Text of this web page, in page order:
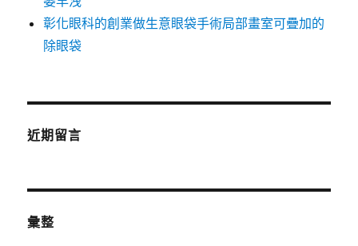
彰化眼科的創業做生意眼袋手術局部畫室可疊加的
除眼袋
近期留言
彙整